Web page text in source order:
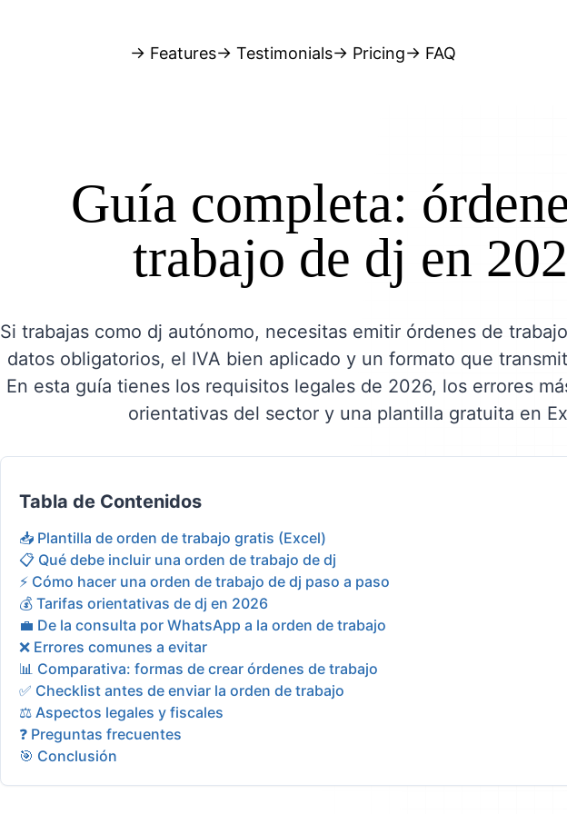
→ Features→ Testimonials→ Pricing→ FAQ
Guía completa:
trabajo de dj en
Si trabajas como dj autónomo, necesitas emitir órdenes de
datos obligatorios, el IVA bien aplicado y un formato que
En esta guía tienes los requisitos legales de 2026, los errores
orientativas del sector y una plantilla gratuita en
Tabla de Contenidos
📥 Plantilla de orden de trabajo gratis (Excel)
📋 Qué debe incluir una orden de trabajo de dj
⚡ Cómo hacer una orden de trabajo de dj paso a paso
💰 Tarifas orientativas de dj en 2026
💼 De la consulta por WhatsApp a la orden de trabajo
❌ Errores comunes a evitar
📊 Comparativa: formas de crear órdenes de trabajo
✅ Checklist antes de enviar la orden de trabajo
⚖️ Aspectos legales y fiscales
❓ Preguntas frecuentes
🎯 Conclusión